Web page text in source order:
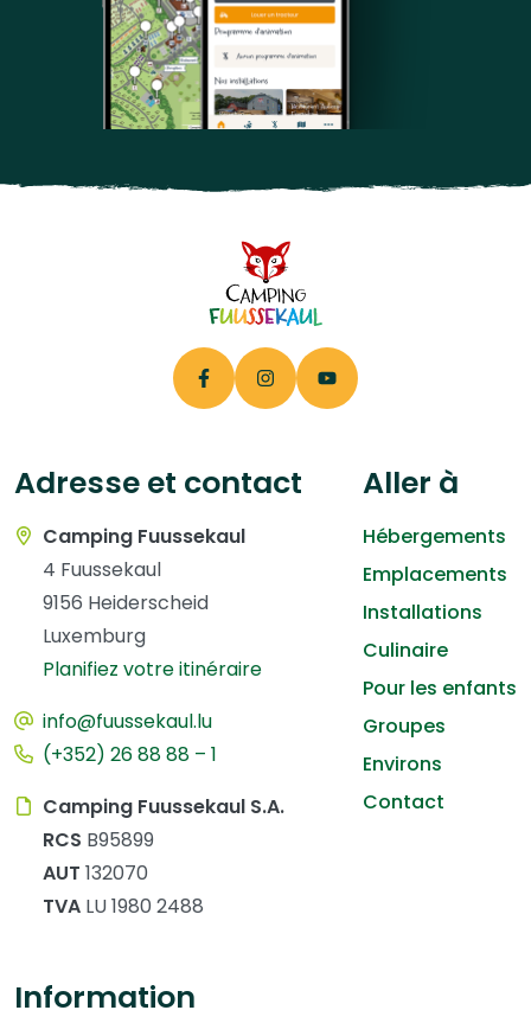
Adresse et contact
Camping Fuussekaul
4 Fuussekaul
9156 Heiderscheid
Luxemburg
Planifiez votre itinéraire
info@fuussekaul.lu
(+352) 26 88 88 – 1
Camping Fuussekaul S.A.
RCS B95899
AUT 132070
TVA LU 1980 2488
Aller à
Hébergements
Emplacements
Installations
Culinaire
Pour les enfants
Groupes
Environs
Contact
Information